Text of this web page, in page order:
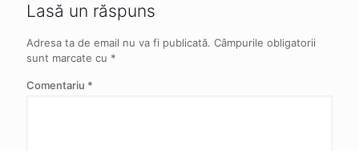
Lasă un răspuns
Adresa ta de email nu va fi publicată. Câmpurile obligatorii
sunt marcate cu *
Comentariu *